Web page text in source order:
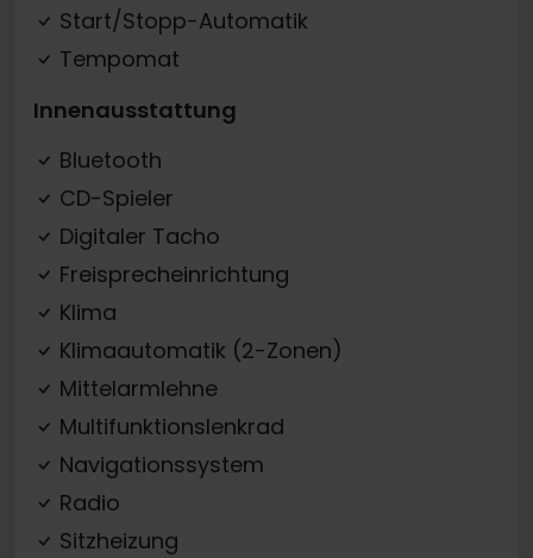
Start/Stopp-Automatik
Tempomat
Innenausstattung
Bluetooth
CD-Spieler
Digitaler Tacho
Freisprecheinrichtung
Klima
Klimaautomatik (2-Zonen)
Mittelarmlehne
Multifunktionslenkrad
Navigationssystem
Radio
Sitzheizung